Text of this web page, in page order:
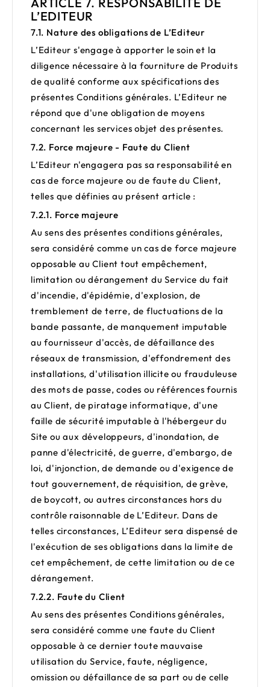
L’EDITEUR
7.1. Nature des obligations de L’Editeur
L’Editeur s'engage à apporter le soin et la
diligence nécessaire à la fourniture de Produits
de qualité conforme aux spécifications des
présentes Conditions générales. L’Editeur ne
répond que d'une obligation de moyens
concernant les services objet des présentes.
7.2. Force majeure - Faute du Client
L’Editeur n'engagera pas sa responsabilité en
cas de force majeure ou de faute du Client,
telles que définies au présent article :
7.2.1. Force majeure
Au sens des présentes conditions générales,
sera considéré comme un cas de force majeure
opposable au Client tout empêchement,
limitation ou dérangement du Service du fait
d'incendie, d'épidémie, d'explosion, de
tremblement de terre, de fluctuations de la
bande passante, de manquement imputable
au fournisseur d'accès, de défaillance des
réseaux de transmission, d'effondrement des
installations, d'utilisation illicite ou frauduleuse
des mots de passe, codes ou références fournis
au Client, de piratage informatique, d'une
faille de sécurité imputable à l'hébergeur du
Site ou aux développeurs, d'inondation, de
panne d'électricité, de guerre, d'embargo, de
loi, d'injonction, de demande ou d'exigence de
tout gouvernement, de réquisition, de grève,
de boycott, ou autres circonstances hors du
contrôle raisonnable de L’Editeur. Dans de
telles circonstances, L’Editeur sera dispensé de
l'exécution de ses obligations dans la limite de
cet empêchement, de cette limitation ou de ce
dérangement.
7.2.2. Faute du Client
Au sens des présentes Conditions générales,
sera considéré comme une faute du Client
opposable à ce dernier toute mauvaise
utilisation du Service, faute, négligence,
omission ou défaillance de sa part ou de celle